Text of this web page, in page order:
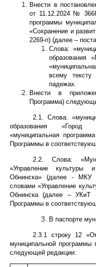
Внести в
от 11.12.2024 №
программы
«Сохранение и
2269-п) (далее –
Слова:
образования
всему тексту
падежах.
Внести в
Программа)
2.1. Слова:
образования «Город
«муниципальная
Программы в
2.2. Слова:
«Управление культуры
Обнинска» (далее - МКУ
словами «Управление
Обнинска (далее – УКиТ
Программы в
В паспорте
2.3.1 строку 12
муниципальной программы
следующей редакции: